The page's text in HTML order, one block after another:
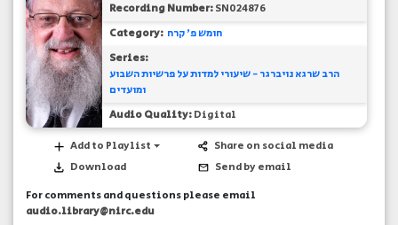
Recording Number:SN024876
Category: חומש פ' קרח
Series:
הרב שרגא נויברגר - שיעורי למדות על פרשיות השבוע
ומועדים
Audio Quality:Digital
Add to Playlist
Download
Share on social media
Send by email
For comments and questions please email
audio.library@nirc.edu